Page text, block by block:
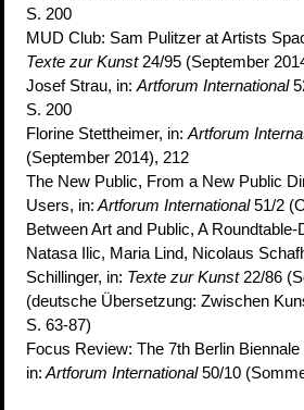
S. 200
MUD Club: Sam Pulitzer at Artists
Texte zur Kunst24/95 (September
Josef Strau, in: Artforum International
S. 200
Florine Stettheimer, in: Artforum
(September 2014), 212
The New Public, From a New Public
Users, in: Artforum International51/2
Between Art and Public, A
Natasa Ilic, Maria Lind, Nicolaus
Schillinger, in: Texte zur Kunst22/86
(deutsche Übersetzung: Zwischen
S. 63-87)
Focus Review: The 7th Berlin
in: Artforum International50/10